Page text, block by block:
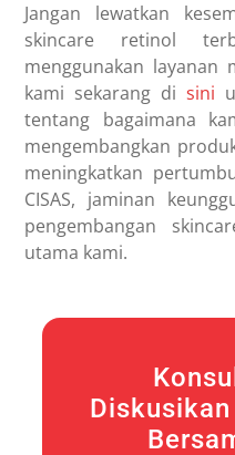
Jangan lewatkan
skincare retinol
menggunakan layanan
kami sekarang disini
tentang bagaimana
mengembangkan
meningkatkan
CISAS, jaminan
pengembangan
utama kami.